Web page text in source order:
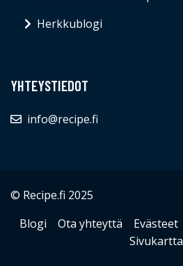
Herkkublogi
YHTEYSTIEDOT
info@recipe.fi
© Recipe.fi 2025
Blogi
Ota yhteyttä Evästeet
Sivukartta